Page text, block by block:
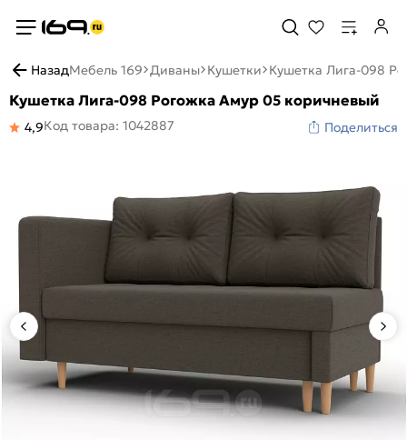
НазадМебель 169 Диваны Кушетки Кушетка Лига-098
Кушетка Лига-098 Рогожка Амур 05 коричневый
4,9Код товара: 1042887 Поделиться